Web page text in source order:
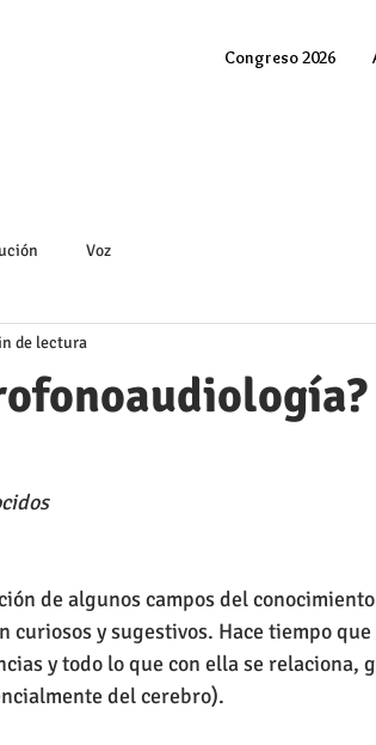
Congreso 2026
Voz
de lectura
de algunos campos del
y sugestivos. Hace tiempo que
y todo lo que con ella se relaciona,
del cerebro).